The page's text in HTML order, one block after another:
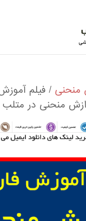
منحنی / فیلم
منحنی در متلب